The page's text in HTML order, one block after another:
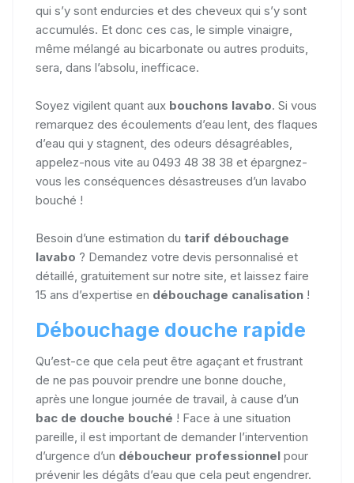
qui s’y sont endurcies et des cheveux qui s’y sont
accumulés. Et donc ces cas, le simple vinaigre,
même mélangé au bicarbonate ou autres produits,
sera, dans l’absolu, inefficace.
Soyez vigilent quant aux bouchons lavabo. Si vous
remarquez des écoulements d’eau lent, des flaques
d’eau qui y stagnent, des odeurs désagréables,
appelez-nous vite au 0493 48 38 38 et épargnez-
vous les conséquences désastreuses d’un lavabo
bouché !
Besoin d’une estimation du tarif débouchage
lavabo ? Demandez votre devis personnalisé et
détaillé, gratuitement sur notre site, et laissez faire
15 ans d’expertise en débouchage canalisation !
Débouchage douche rapide
Qu’est-ce que cela peut être agaçant et frustrant
de ne pas pouvoir prendre une bonne douche,
après une longue journée de travail, à cause d’un
bac de douche bouché ! Face à une situation
pareille, il est important de demander l’intervention
d’urgence d’un déboucheur professionnel pour
prévenir les dégâts d’eau que cela peut engendrer.